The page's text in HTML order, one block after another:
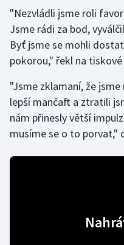
Jezdectví
Judo
Krasobruslení
Lezení
Lyže a snowboard
"Nezvládli jsme roli
Jsme rádi za bod,
Byť jsme se mohli
pokorou," řekl na
"Jsme zklamaní, že
lepší mančaft a ztratili
nám přinesly větší
musíme se o to porvat,"